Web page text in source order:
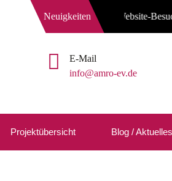
Neuigkeiten
Liebe Website-Besucher,
E-Mail
info@amro-ev.de
Projektübersicht Blog / Aktuelles